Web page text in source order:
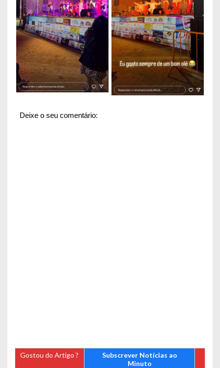
Deixe o seu comentário:
Gostou do Artigo ?
Subscrever Notícias ao
Minuto